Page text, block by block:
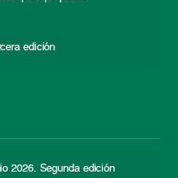
edición
2026. Segunda edición